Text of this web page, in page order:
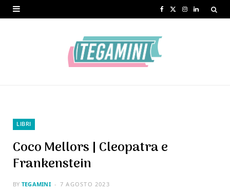
I L
LIBRI
Coco Mellors | Cleopatra e
Frankenstein
BY TEGAMINI 7 AGOSTO 2023